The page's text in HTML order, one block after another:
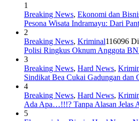
1
Breaking News, Ekonomi dan
Pesona Wisata Indramayu: Dari
2
Breaking News, Kriminal116096
Polisi Ringkus Oknum Anggota
3
Breaking News, Hard News,
Sindikat Bea Cukai Gadungan
4
Breaking News, Hard News,
Ada Apa…!!!? Tanpa Alasan Jelas
5